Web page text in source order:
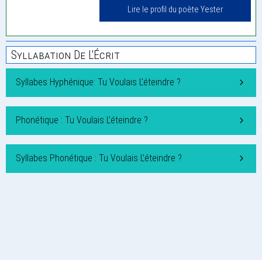
Lire le profil du poète Yester
Syllabation De L'Écrit
Syllabes Hyphénique: Tu Voulais L’éteindre ?
Phonétique : Tu Voulais L’éteindre ?
Syllabes Phonétique : Tu Voulais L’éteindre ?